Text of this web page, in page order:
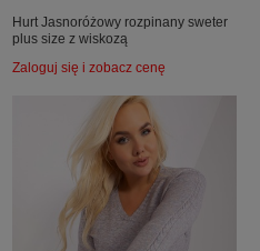
Hurt Jasnoróżowy rozpinany sweter
plus size z wiskozą
Zaloguj się i zobacz cenę